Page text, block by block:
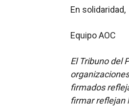
En solidaridad,
Equipo AOC
El Tribuno del
firmados
firmar reflejan